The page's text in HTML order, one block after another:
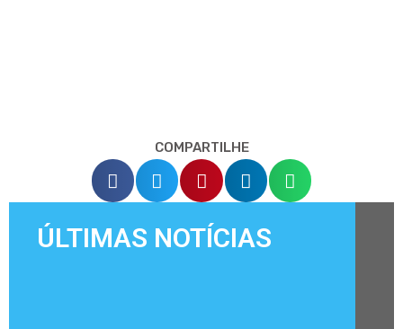
COMPARTILHE
ÚLTIMAS NOTÍCIAS